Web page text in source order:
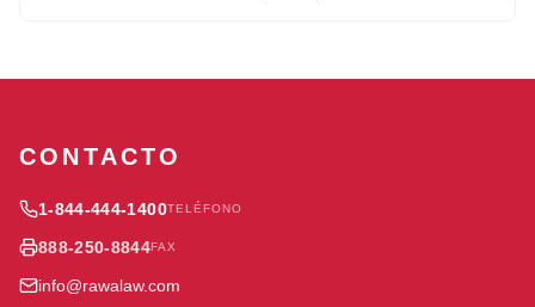
CONTACTO
1-844-444-1400TELÉFONO
888-250-8844FAX
info@rawalaw.com